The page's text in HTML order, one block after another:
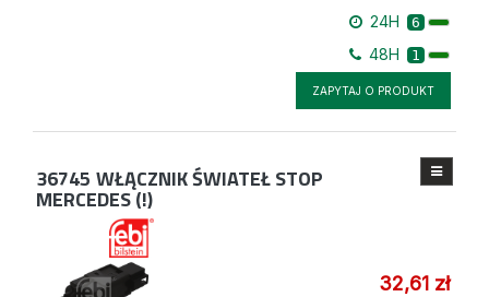
24H 6
48H 1
ZAPYTAJ O PRODUKT
36745 WŁĄCZNIK ŚWIATEŁ STOP
MERCEDES (!)
32,61 zł